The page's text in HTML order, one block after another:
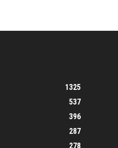
1325
537
396
287
278